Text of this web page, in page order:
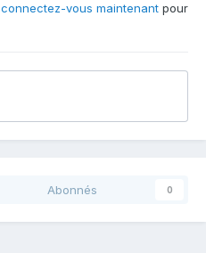
connectez-vous maintenant pour
Abonnés 0